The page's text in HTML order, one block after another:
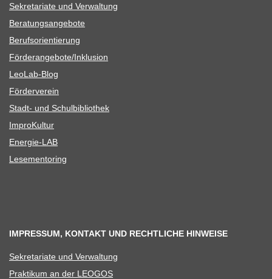
Sekre­ta­riate und Verwaltung
Bera­tungs­an­ge­bote
Berufs­ori­en­tie­rung
Förderangebote/​​Inklusion
Leo­Lab-Blog
För­der­ver­ein
Stadt- und Schulbibliothek
Impro­Kul­tur
Ener­­gie-LAB
Lese­men­to­ring
IMPRESSUM, KONTAKT UND RECHTLICHE HINWEISE
Sekre­ta­riate und Verwaltung
Prak­ti­kum an der LEOGOS